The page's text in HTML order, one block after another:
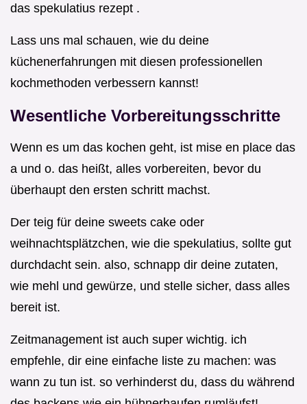
das spekulatius rezept .
Lass uns mal schauen, wie du deine
küchenerfahrungen mit diesen professionellen
kochmethoden verbessern kannst!
Wesentliche Vorbereitungsschritte
Wenn es um das kochen geht, ist mise en place das
a und o. das heißt, alles vorbereiten, bevor du
überhaupt den ersten schritt machst.
Der teig für deine sweets cake oder
weihnachtsplätzchen, wie die spekulatius, sollte gut
durchdacht sein. also, schnapp dir deine zutaten,
wie mehl und gewürze, und stelle sicher, dass alles
bereit ist.
Zeitmanagement ist auch super wichtig. ich
empfehle, dir eine einfache liste zu machen: was
wann zu tun ist. so verhinderst du, dass du während